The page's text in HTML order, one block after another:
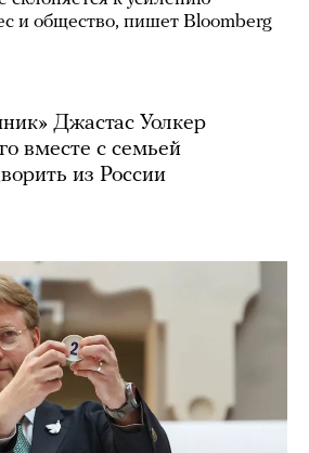
и общество, пишет Bloomberg
Джастас Уолкер
вместе с семьей
из России